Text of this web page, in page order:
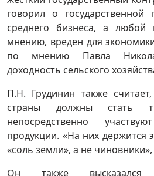
говорил о
среднего бизнеса, а
мнению, вреден для
по мнению Павла
доходность сельского
П.Н. Грудинин также
страны должны стать
непосредственно
продукции. «На них держится
«соль земли», а не
Он также высказался